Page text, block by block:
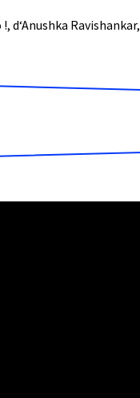
d‘Anushka Ravishankar,